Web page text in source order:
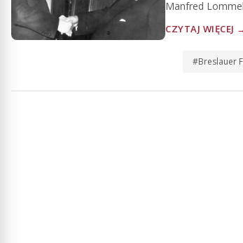
Manfred
CZYTAJ WIĘCEJ
#Breslauer